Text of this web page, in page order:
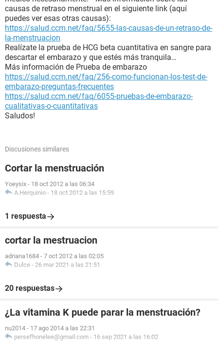
causas de retraso menstrual en el siguiente link (aquí
puedes ver esas otras causas):
https://salud.ccm.net/faq/5655-las-causas-de-un-retraso-de-
la-menstruacion
Realízate la prueba de HCG beta cuantitativa en sangre para
descartar el embarazo y que estés más tranquila…
Más información de Prueba de embarazo
https://salud.ccm.net/faq/256-como-funcionan-los-test-de-
embarazo-preguntas-frecuentes
https://salud.ccm.net/faq/6055-pruebas-de-embarazo-
cualitativas-o-cuantitativas
Saludos!
Discusiones similares
Cortar la menstruación
Yoeysix - 18 oct 2012 a las 06:34
A.Herquinio - 18 oct 2012 a las 15:59
1 respuesta
cortar la mestruacion
adriana1684 - 7 oct 2012 a las 02:05
Dulce - 26 mar 2021 a las 21:51
20 respuestas
¿La vitamina K puede parar la menstruación?
nu2014 - 17 ago 2014 a las 22:31
persefhonelee@gmail.com - 16 sep 2021 a las 16:02